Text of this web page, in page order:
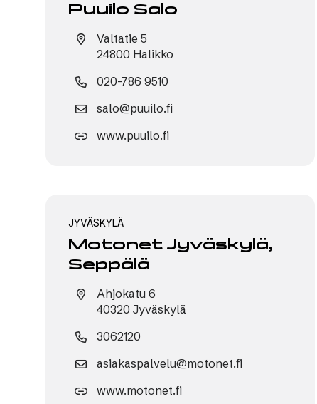
Puuilo Salo
Valtatie 5
24800 Halikko
020-786 9510
salo@puuilo.fi
www.puuilo.fi
JYVÄSKYLÄ
Motonet Jyväskylä,
Seppälä
Ahjokatu 6
40320 Jyväskylä
3062120
asiakaspalvelu@motonet.fi
www.motonet.fi